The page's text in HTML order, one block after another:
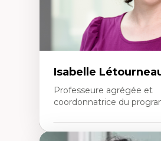
Isabelle
Professeure agrégée et
coordonnatrice du